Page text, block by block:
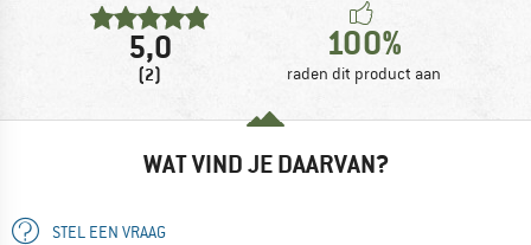
5,0
(2)
100%
raden dit product aan
WAT VIND JE DAARVAN?
STEL EEN VRAAG